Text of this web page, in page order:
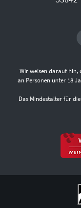
Wir weisen darauf hin,
an Personen unter 18
Das Mindestalter für